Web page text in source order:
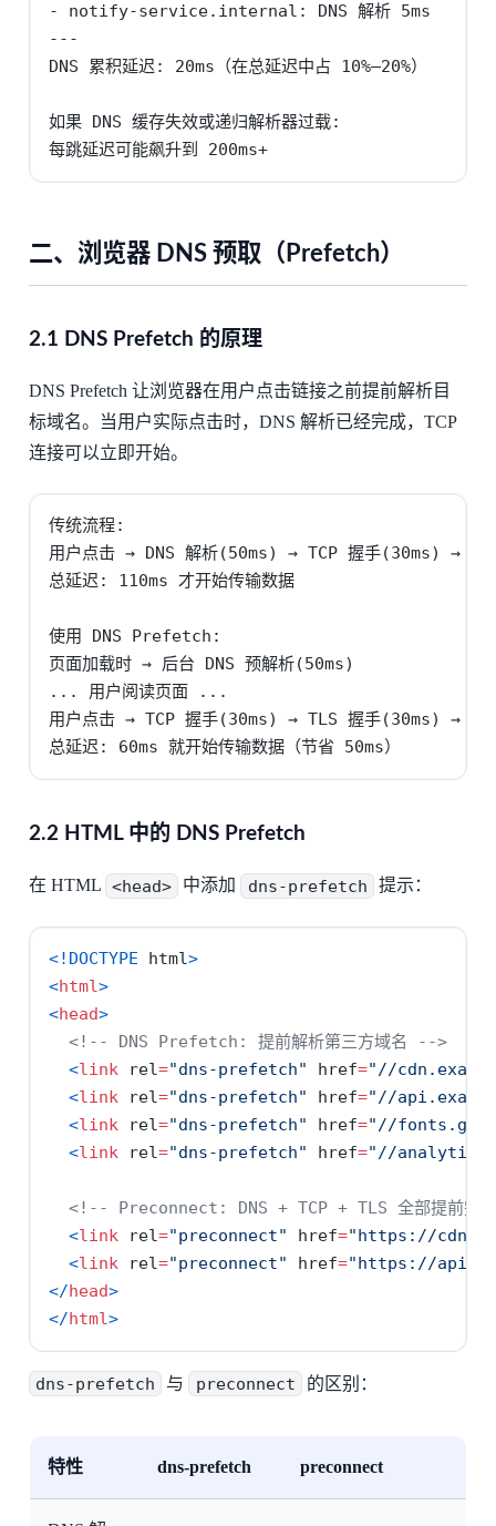
- notify-service.internal: DNS 解析 5ms
---
DNS 累积延迟: 20ms（在总延迟中占 10%–20%）
如果 DNS 缓存失效或递归解析器过载:
每跳延迟可能飙升到 200ms+
二、浏览器 DNS 预取（Prefetch）
2.1 DNS Prefetch 的原理
DNS Prefetch 让浏览器在用户点击链接之前提前解析目
标域名。当用户实际点击时，DNS 解析已经完成，TCP
连接可以立即开始。
传统流程:
用户点击 → DNS 解析(50ms) → TCP 握手(30ms) →
总延迟: 110ms 才开始传输数据
使用 DNS Prefetch:
页面加载时 → 后台 DNS 预解析(50ms)
... 用户阅读页面 ...
用户点击 → TCP 握手(30ms) → TLS 握手(30ms) → 请
总延迟: 60ms 就开始传输数据（节省 50ms）
2.2 HTML 中的 DNS Prefetch
在 HTML <head> 中添加 dns-prefetch 提示：
<!DOCTYPE html>
<html>
<head>
<!-- DNS Prefetch: 提前解析第三方域名 -->
<link rel="dns-prefetch" href="//
<link rel="dns-prefetch" href="//
<link rel="dns-prefetch" href="//
<link rel="dns-prefetch" href="//
<!-- Preconnect: DNS + TCP + TLS 全部提前完
<link rel="preconnect" href="https://
<link rel="preconnect" href="https://
</head>
</html>
dns-prefetch 与 preconnect 的区别：
特性 dns-prefetch preconnect